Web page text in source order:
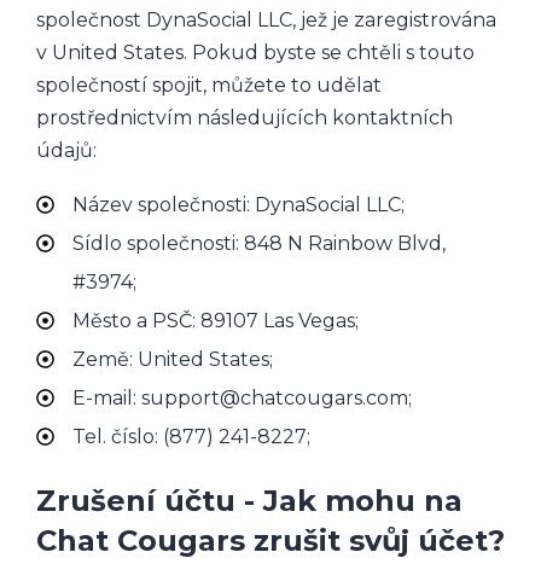
společnost DynaSocial LLC, jež je zaregistrována
v United States. Pokud byste se chtěli s touto
společností spojit, můžete to udělat
prostřednictvím následujících kontaktních
údajů:
Název společnosti: DynaSocial LLC;
Sídlo společnosti: 848 N Rainbow Blvd,
#3974;
Město a PSČ: 89107 Las Vegas;
Země: United States;
E-mail: support@chatcougars.com;
Tel. číslo: (877) 241-8227;
Zrušení účtu - Jak mohu na
Chat Cougars zrušit svůj účet?